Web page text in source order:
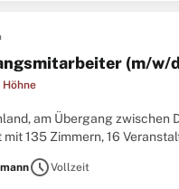
(m/w/
Höhne
am Übergang zwischen
mit 135 Zimmern, 16
scheduleVollzeit